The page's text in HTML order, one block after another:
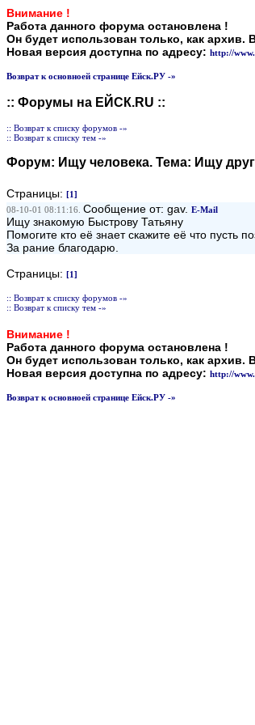
Внимание !
Работа данного форума остановлена !
Он будет использован только, как
Новая версия доступна по адресу: http://
Возврат к основноей странице Ейск.РУ -»
:: Форумы на ЕЙСК.RU ::
:: Возврат к списку форумов -»
:: Возврат к списку тем -»
Форум: Ищу человека. Тема: Ищу
Страницы: [1]
08-10-01 08:11:16. Сообщение от: gav. E-Mail
Ищу знакомую Быстрову Татьяну
Помогите кто её знает скажите её что пусть
За рание благодарю.
Страницы: [1]
:: Возврат к списку форумов -»
:: Возврат к списку тем -»
Внимание !
Работа данного форума остановлена !
Он будет использован только, как
Новая версия доступна по адресу: http://
Возврат к основноей странице Ейск.РУ -»